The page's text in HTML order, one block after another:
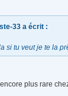
33 a écrit :
si tu veut je te la
plus rare